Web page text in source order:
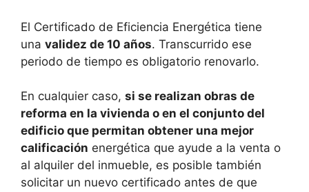
El Certificado de Eficiencia Energética tiene
una validez de 10 años. Transcurrido ese
periodo de tiempo es obligatorio renovarlo.
En cualquier caso, si se realizan obras de
reforma en la vivienda o en el conjunto del
edificio que permitan obtener una mejor
calificación energética que ayude a la venta o
al alquiler del inmueble, es posible también
solicitar un nuevo certificado antes de que